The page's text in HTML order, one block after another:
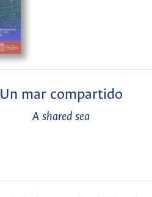
Un mar compartido
A shared sea